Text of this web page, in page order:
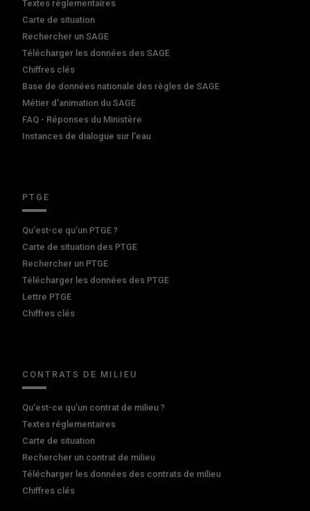
Textes réglementaires
Carte de situation
Rechercher un SAGE
Télécharger les données des SAGE
Chiffres clés
Base de données nationale des règles de SAGE
Métier d'animation du SAGE
FAQ - Réponses du Ministère
Instances de dialogue sur l'eau
PTGE
Qu’est-ce qu’un PTGE ?
Carte de situation des PTGE
Rechercher un PTGE
Télécharger les données des PTGE
Lettre PTGE
Chiffres clés
CONTRATS DE MILIEU
Qu'est-ce qu'un contrat de milieu ?
Textes réglementaires
Carte de situation
Rechercher un contrat de milieu
Télécharger les données des contrats de milieu
Chiffres clés